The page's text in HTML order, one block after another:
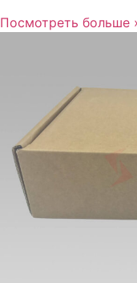
Посмотреть больше